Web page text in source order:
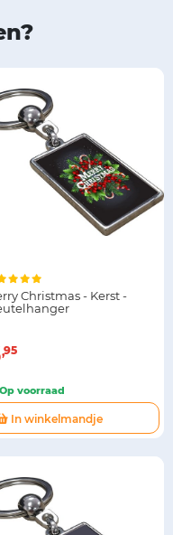
Christmas - Kerst -
95
Op voorraad
In winkelmandje